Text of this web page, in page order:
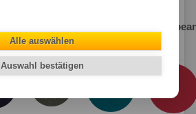
Green
Alle auswählen
Auswahl bestätigen